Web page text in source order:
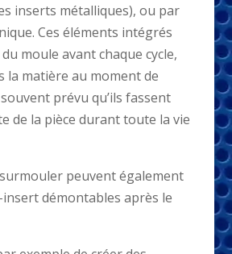
inserts métalliques), ou par
Ces éléments intégrés
moule avant chaque cycle,
la matière au moment de
prévu qu’ils fassent
de la pièce durant toute la vie
peuvent également
démontables après le